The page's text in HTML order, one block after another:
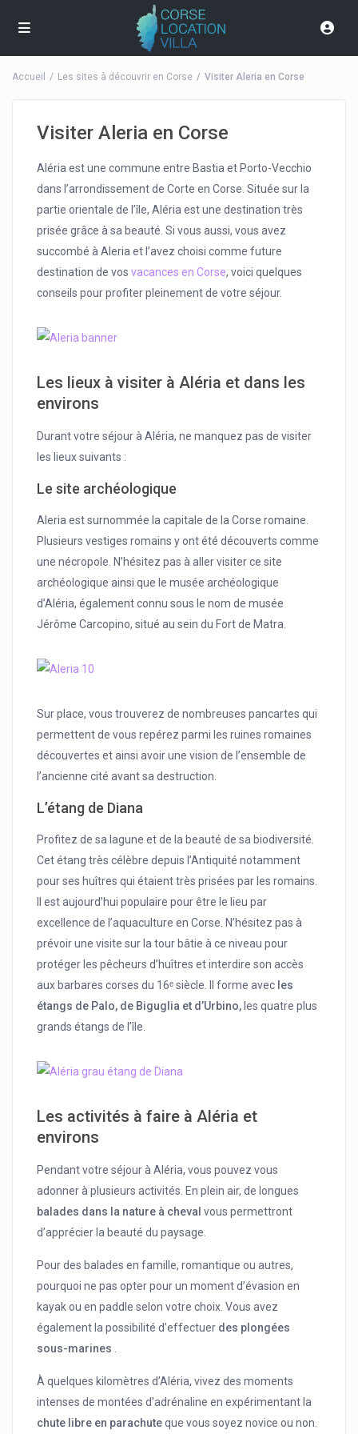
Accueil Les sites à découvrir en Corse Visiter Aleria en Corse
Visiter Aleria en Corse
Aléria est une commune entre Bastia et Porto-Vecchio
dans l’arrondissement de Corte en Corse. Située sur la
partie orientale de l’île, Aléria est une destination très
prisée grâce à sa beauté. Si vous aussi, vous avez
succombé à Aleria et l’avez choisi comme future
destination de vosvacances en Corse, voici quelques
conseils pour profiter pleinement de votre séjour.
Les lieux à visiter à Aléria et dans les
environs
Durant votre séjour à Aléria, ne manquez pas de visiter
les lieux suivants :
Le site archéologique
Aleria est surnommée la capitale de la Corse romaine.
Plusieurs vestiges romains y ont été découverts comme
une nécropole. N’hésitez pas à aller visiter ce site
archéologique ainsi que le musée archéologique
d’Aléria, également connu sous le nom de musée
Jérôme Carcopino, situé au sein du Fort de Matra.
Sur place, vous trouverez de nombreuses pancartes qui
permettent de vous repérez parmi les ruines romaines
découvertes et ainsi avoir une vision de l’ensemble de
l’ancienne cité avant sa destruction.
L’étang de Diana
Profitez de sa lagune et de la beauté de sa biodiversité.
Cet étang très célèbre depuis l’Antiquité notamment
pour ses huîtres qui étaient très prisées par les romains.
Il est aujourd’hui populaire pour être le lieu par
excellence de l’aquaculture en Corse. N’hésitez pas à
prévoir une visite sur la tour bâtie à ce niveau pour
protéger les pêcheurs d’huîtres et interdire son accès
aux barbares corses du 16ᵉ siècle. Il forme avec les
étangs de Palo, de Biguglia et d’Urbino, les quatre plus
grands étangs de l’île.
Les activités à faire à Aléria et
environs
Pendant votre séjour à Aléria, vous pouvez vous
adonner à plusieurs activités. En plein air, de longues
balades dans la nature à cheval vous permettront
d’apprécier la beauté du paysage.
Pour des balades en famille, romantique ou autres,
pourquoi ne pas opter pour un moment d’évasion en
kayak ou en paddle selon votre choix. Vous avez
également la possibilité d’effectuer des plongées
sous-marines
À quelques kilomètres d’Aléria, vivez des moments
intenses de montées d’adrénaline en expérimentant la
chute libre en parachuteque vous soyez novice ou non.